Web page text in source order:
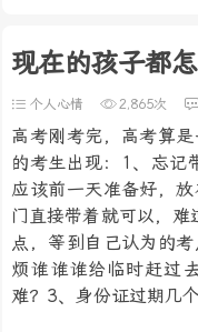
现在的孩子都
个人心情 2,865次
高考刚考完，高考算
的考生出现：1、忘记
应该前一天准备好，
门直接带着就可以，
点，等到自己认为的
烦谁谁谁给临时赶过
难？3、身份证过期几